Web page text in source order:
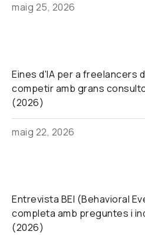
maig 25, 2026
Eines d'IA per a freelancers
competir amb grans
(2026)
maig 22, 2026
Entrevista BEI (Behavioral
completa amb preguntes i
(2026)